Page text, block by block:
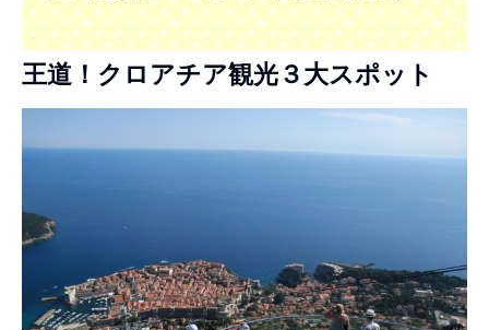
王道！クロアチア観光３大スポット